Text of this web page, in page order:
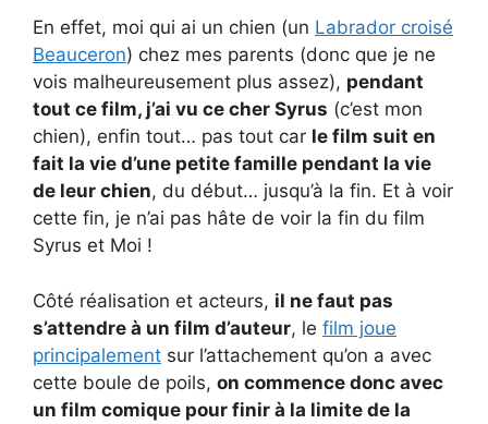
En effet, moi qui ai un chien (un Labrador croisé
Beauceron) chez mes parents (donc que je ne
vois malheureusement plus assez), pendant
tout ce film, j’ai vu ce cher Syrus (c’est mon
chien), enfin tout… pas tout car le film suit en
fait la vie d’une petite famille pendant la vie
de leur chien, du début… jusqu’à la fin. Et à voir
cette fin, je n’ai pas hâte de voir la fin du film
Syrus et Moi !
Côté réalisation et acteurs, il ne faut pas
s’attendre à un film d’auteur, le film joue
principalement sur l’attachement qu’on a avec
cette boule de poils, on commence donc avec
un film comique pour finir à la limite de la